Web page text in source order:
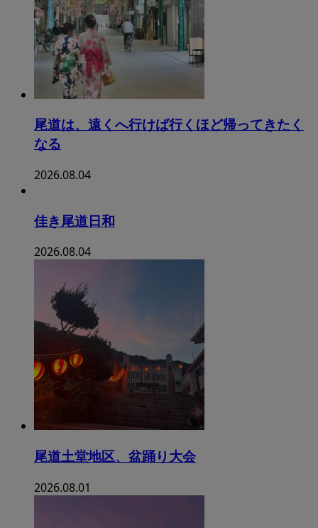
尾道は、遠くへ行けば行くほど帰ってきたく
なる
2026.08.04
佳き尾道日和
2026.08.04
尾道土堂地区、盆踊り大会
2026.08.01